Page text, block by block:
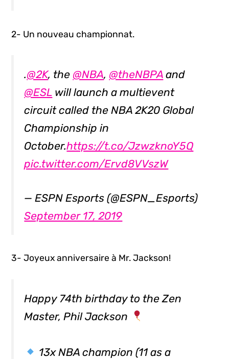
2- Un nouveau championnat.
.@2K, the @NBA, @theNBPA and
@ESL will launch a multievent
circuit called the NBA 2K20 Global
Championship in
October.https://t.co/JzwzknoY5Q
pic.twitter.com/Ervd8VVszW
— ESPN Esports (@ESPN_Esports)
September 17, 2019
3- Joyeux anniversaire à Mr. Jackson!
Happy 74th birthday to the Zen
Master, Phil Jackson
13x NBA champion (11 as a